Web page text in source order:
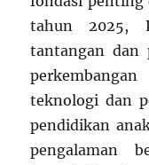
tahun 2025,
tantangan dan
perkembangan
teknologi dan
pendidikan
pengalaman